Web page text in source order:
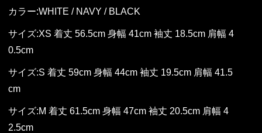
カラー:WHITE / NAVY / BLACK
サイズ:XS 着丈 56.5cm 身幅 41cm 袖丈 18.5cm 肩幅 4
0.5cm
サイズ:S 着丈 59cm 身幅 44cm 袖丈 19.5cm 肩幅 41.5
cm
サイズ:M 着丈 61.5cm 身幅 47cm 袖丈 20.5cm 肩幅 4
2.5cm